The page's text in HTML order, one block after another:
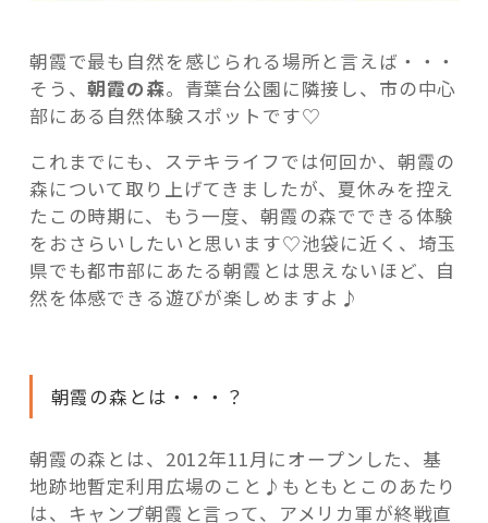
朝霞で最も自然を感じられる場所と言えば・・・
そう、朝霞の森。青葉台公園に隣接し、市の中心
部にある自然体験スポットです♡
これまでにも、ステキライフでは何回か、朝霞の
森について取り上げてきましたが、夏休みを控え
たこの時期に、もう一度、朝霞の森でできる体験
をおさらいしたいと思います♡池袋に近く、埼玉
県でも都市部にあたる朝霞とは思えないほど、自
然を体感できる遊びが楽しめますよ♪
朝霞の森とは・・・？
朝霞の森とは、2012年11月にオープンした、基
地跡地暫定利用広場のこと♪もともとこのあたり
は、キャンプ朝霞と言って、アメリカ軍が終戦直